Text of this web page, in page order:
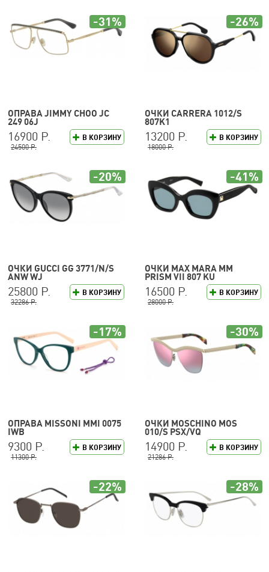
ОПРАВА JIMMY CHOO JC
249 06J
В КОРЗИНУ
16900 Р.
24500 Р.
-31%
ОЧКИ CARRERA 1012/S
807K1
В КОРЗИНУ
13200 Р.
18000 Р.
-26%
ОЧКИ GUCCI GG 3771/N/S
ANW WJ
В КОРЗИНУ
25800 Р.
32286 Р.
-20%
ОЧКИ MAX MARA MM
PRISM VII 807 KU
В КОРЗИНУ
16500 Р.
28000 Р.
-41%
ОПРАВА MISSONI MMI 0075
IWB
В КОРЗИНУ
9300 Р.
11300 Р.
-17%
ОЧКИ MOSCHINO MOS
010/S PSX/VQ
В КОРЗИНУ
14900 Р.
21286 Р.
-30%
-22% -28%